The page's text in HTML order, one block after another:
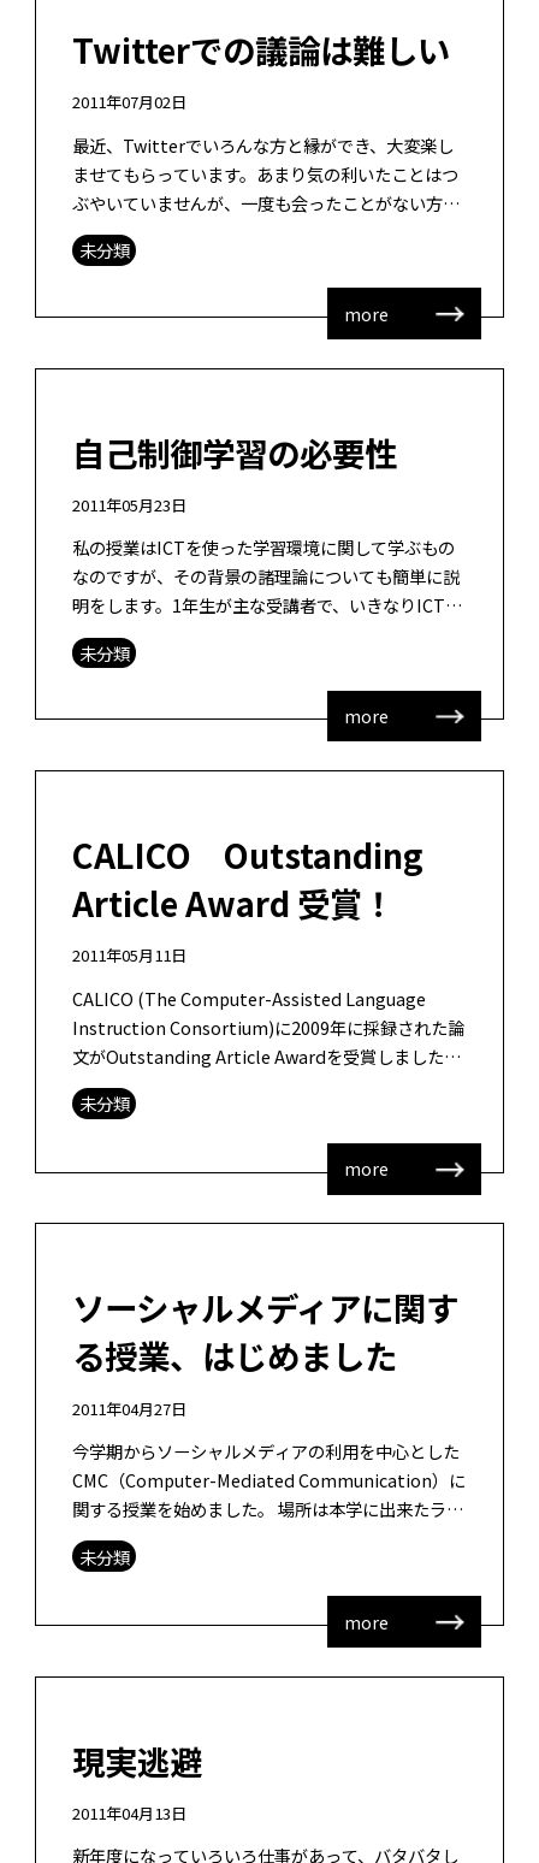
Twitterでの議論は難しい
2011年07月02日
最近、Twitterでいろんな方と縁ができ、大変楽し
ませてもらっています。あまり気の利いたことはつ
ぶやいていませんが、一度も会ったことがない方と
意見交換ができるのはうれしいことですね。 しか
し、ちょっと同時に困ったことも […]
未分類
more
自己制御学習の必要性
2011年05月23日
私の授業はICTを使った学習環境に関して学ぶもの
なのですが、その背景の諸理論についても簡単に説
明をします。1年生が主な受講者で、いきなりICTと
学習のからみを説明してもわからないので、受講者
の過去の学習経験を振り返っても […]
未分類
more
CALICO Outstanding
Article Award 受賞！
2011年05月11日
CALICO (The Computer-Assisted Language
Instruction Consortium)に2009年に採録された論
文がOutstanding Article Awardを受賞しました。
[…]
未分類
more
ソーシャルメディアに関す
る授業、はじめました
2011年04月27日
今学期からソーシャルメディアの利用を中心とした
CMC（Computer-Mediated Communication）に
関する授業を始めました。 場所は本学に出来たラー
ニングコモンズのオープンスタジオです。受講者は
とても […]
未分類
more
現実逃避
2011年04月13日
新年度になっていろいろ仕事があって、バタバタし